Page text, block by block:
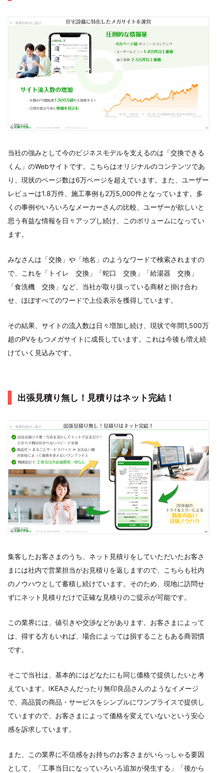
当社の強みとして今のビジネスモデルを支えるのは「交換できる
くん」のWebサイトです。こちらはオリジナルのコンテンツであ
り、現状のページ数は6万ページを超えています。また、ユーザー
レビューは1.8万件、施工事例も2万5,000件となっています。多
くの事例やいろいろなメーカーさんの比較、ユーザーが欲しいと
思う有益な情報を日々アップし続け、このボリュームになってい
ます。
みなさんは「交換」や「地名」のようなワードで検索されますの
で、これを「トイレ 交換」「蛇口 交換」「給湯器 交換」
「食洗機 交換」など、当社が取り扱っている商材と掛け合わ
せ、ほぼすべてのワードで上位表示を獲得しています。
その結果、サイトの流入数は日々増加し続け、現状で年間1,500万
超のPVをもつメガサイトに成長しています。これは今後も増え続
けていく見込みです。
出張見積り無し！見積りはネット完結！
集客したお客さまのうち、ネット見積りをしていただいたお客さ
まには社内で営業担当がお見積りを返しますので、こちらも社内
のノウハウとして蓄積し続けています。そのため、現地に訪問せ
ずにネット見積りだけで正確な見積りのご提示が可能です。
この業界には、値引きや交渉などがあります。お客さまによって
は、得する方もいれば、場合によっては損することもある商習慣
です。
そこで当社は、基本的にはどなたにも同じ価格で提供したいと考
えています。IKEAさんだったり無印良品さんのようなイメージ
で、高品質の商品・サービスをシンプルにワンプライスで提供し
ていますので、お客さまによって価格を変えていないという安心
感を訴求しています。
また、この業界に不信感をお持ちのお客さまがいらっしゃる要因
として、「工事当日になっていろいろ追加が発生する」「後から